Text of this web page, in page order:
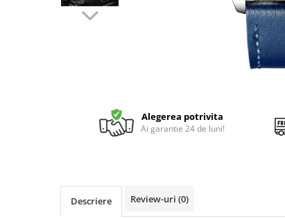
Alegerea potrivita
Ai garantie 24 de luni!
Descriere Review-uri (0)